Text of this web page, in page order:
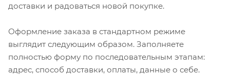
доставки и радоваться новой покупке.
Оформление заказа в стандартном режиме
выглядит следующим образом. Заполняете
полностью форму по последовательным этапам:
адрес, способ доставки, оплаты, данные о себе.